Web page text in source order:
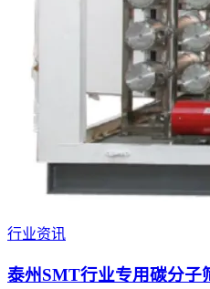
行业资讯
泰州SMT行业专用碳分子